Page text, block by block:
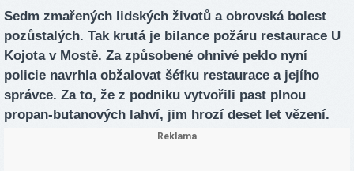
Sedm zmařených lidských životů a obrovská bolest
pozůstalých. Tak krutá je bilance požáru restaurace U
Kojota v Mostě. Za způsobené ohnivé peklo nyní
policie navrhla obžalovat šéfku restaurace a jejího
správce. Za to, že z podniku vytvořili past plnou
propan-butanových lahví, jim hrozí deset let vězení.